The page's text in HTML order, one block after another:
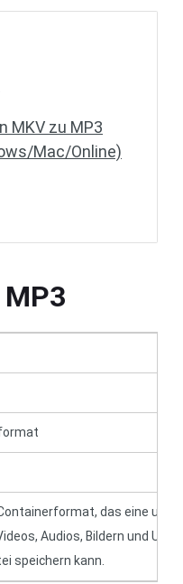
MKV zu MP3
Mac/Online)
das eine
Audios, Bildern und
speichern kann.